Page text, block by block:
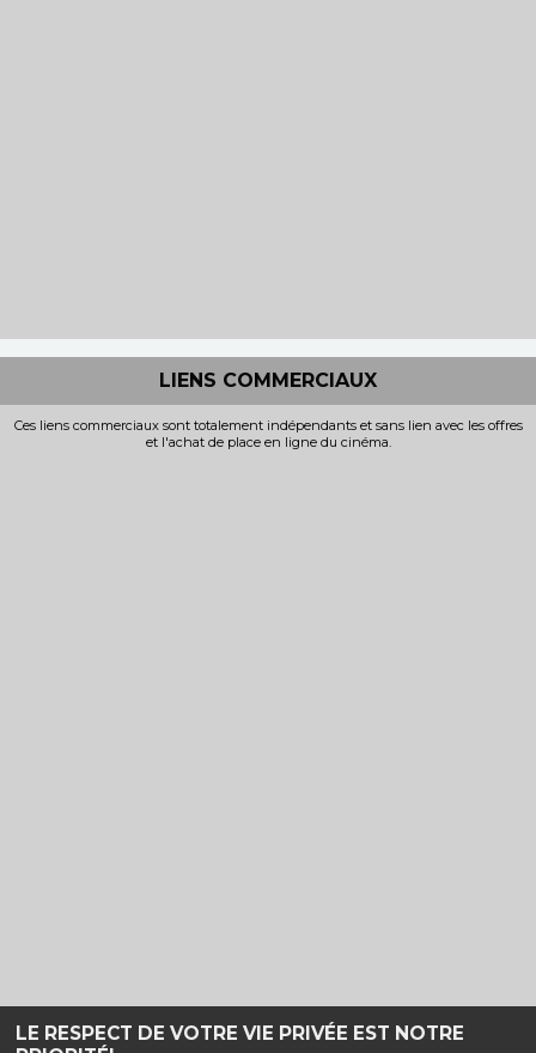
LE RESPECT DE VOTRE VIE PRIVÉE EST NOTRE
LIENS COMMERCIAUX
Ces liens commerciaux sont totalement indépendants et sans lien avec les offres
et l'achat de place en ligne du cinéma.